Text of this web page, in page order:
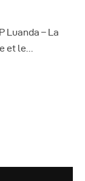
Luanda – La
et le…